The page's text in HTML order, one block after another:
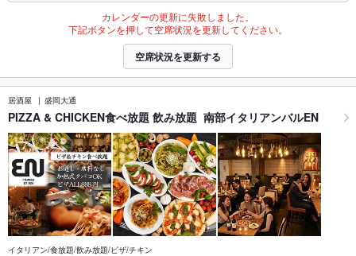
カレンダーの更新に失敗しました。
下記ボタンを押して空席状況を更新してください。
空席状況を更新する
居酒屋 盛岡大通
PIZZA & CHICKEN食べ放題 飲み放題 南部イタリアンバルEN
イタリアン/食放題/飲み放題/ピザ/チキン